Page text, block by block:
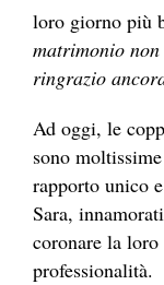
loro giorno più
matrimonio
ringrazio
Ad oggi, le
sono
rapporto unico
Sara,
coronare la loro
professionalità.